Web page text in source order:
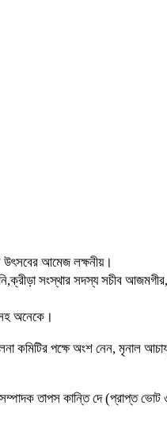
উৎসবের আমেজ লক্ষনীয়।
সংস্থার সদস্য সচীব
অনেকে।
কমিটির পক্ষে অংশ নেন, মৃনাল
তাপস কান্তি দে (প্রাপ্ত ভোট